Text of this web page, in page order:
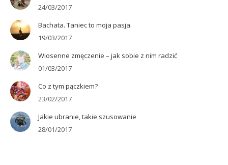
24/03/2017
Bachata. Taniec to moja pasja.
19/03/2017
Wiosenne zmęczenie – jak sobie z nim radzić
01/03/2017
Co z tym pączkiem?
23/02/2017
Jakie ubranie, takie szusowanie
28/01/2017